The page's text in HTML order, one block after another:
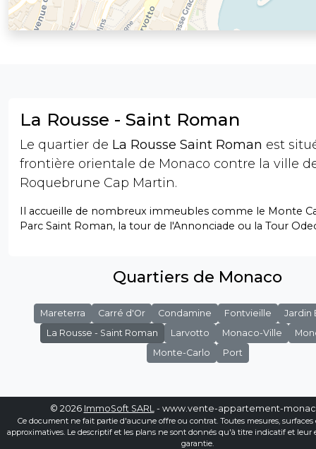
La Rousse - Saint Roman
Le quartier de La Rousse Saint Roman est
frontière orientale de Monaco contre la ville
Roquebrune Cap Martin.
Il accueille de nombreux immeubles comme le Monte
Parc Saint Roman, la tour de l'Annonciade ou la Tour
Quartiers de Monaco
Mareterra Carré d'Or Condamine Fontvieille
Jardin
La Rousse - Saint Roman
Larvotto Monaco-Ville
Monte-Carlo
Port
© 2026 ImmoSoft SARL - www.vente-appartement-
Ce document ne fait partie d'aucune offre ou contrat. Toutes mesures, surfaces
approximatives. Le descriptif et les plans ne sont donnés qu'à titre indicatif et leur
garantie.